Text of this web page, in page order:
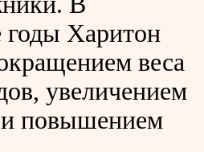
Харитон
веса
увеличением
повышением